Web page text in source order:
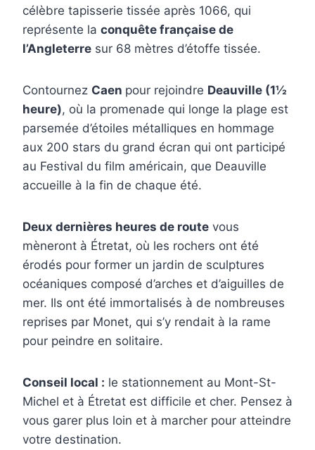
célèbre tapisserie tissée après 1066, qui
représente la conquête française de
l’Angleterre sur 68 mètres d’étoffe tissée.
Contournez Caen pour rejoindre Deauville (1½
heure), où la promenade qui longe la plage est
parsemée d’étoiles métalliques en hommage
aux 200 stars du grand écran qui ont participé
au Festival du film américain, que Deauville
accueille à la fin de chaque été.
Deux dernières heures de route vous
mèneront à Étretat, où les rochers ont été
érodés pour former un jardin de sculptures
océaniques composé d’arches et d’aiguilles de
mer. Ils ont été immortalisés à de nombreuses
reprises par Monet, qui s’y rendait à la rame
pour peindre en solitaire.
Conseil local : le stationnement au Mont-St-
Michel et à Étretat est difficile et cher. Pensez à
vous garer plus loin et à marcher pour atteindre
votre destination.